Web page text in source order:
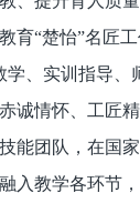
育“楚怡”名匠
、实训指导、
诚情怀、工匠
能团队，在国
入教学各环节